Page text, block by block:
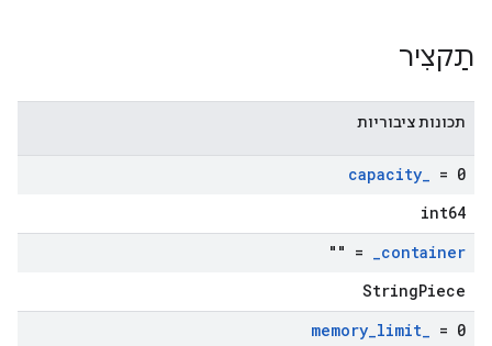
תַקצִיר
תכונות ציבוריות
capacity_ = 0
int64
container
_
= ""
StringPiece
memory_limit_ = 0